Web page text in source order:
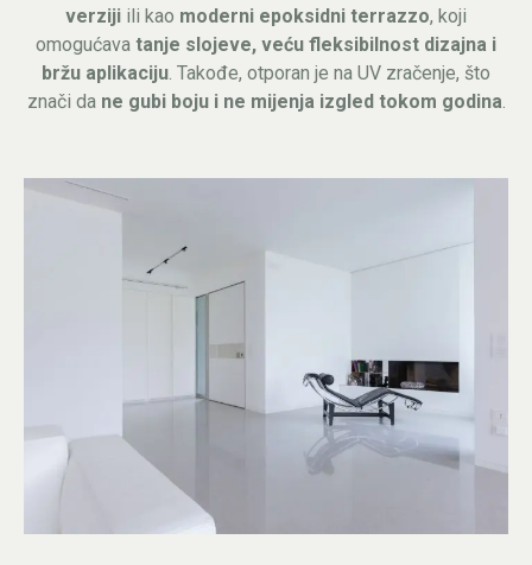
verziji ili kao moderni epoksidni terrazzo, koji
omogućava tanje slojeve, veću fleksibilnost dizajna i
bržu aplikaciju . Takođe, otporan je na UV zračenje, što
znači da ne gubi boju i ne mijenja izgled tokom godina